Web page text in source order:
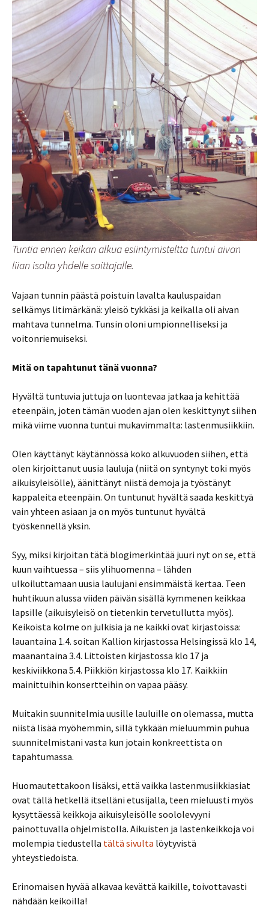
Tuntia ennen keikan alkua esiintymisteltta tuntui aivan
liian isolta yhdelle soittajalle.
Vajaan tunnin päästä poistuin lavalta kauluspaidan
selkämys litimärkänä: yleisö tykkäsi ja keikalla oli aivan
mahtava tunnelma. Tunsin oloni umpionnelliseksi ja
voitonriemuiseksi.
Mitä on tapahtunut tänä vuonna?
Hyvältä tuntuvia juttuja on luontevaa jatkaa ja kehittää
eteenpäin, joten tämän vuoden ajan olen keskittynyt siihen
mikä viime vuonna tuntui mukavimmalta: lastenmusiikkiin.
Olen käyttänyt käytännössä koko alkuvuoden siihen, että
olen kirjoittanut uusia lauluja (niitä on syntynyt toki myös
aikuisyleisölle), äänittänyt niistä demoja ja työstänyt
kappaleita eteenpäin. On tuntunut hyvältä saada keskittyä
vain yhteen asiaan ja on myös tuntunut hyvältä
työskennellä yksin.
Syy, miksi kirjoitan tätä blogimerkintää juuri nyt on se, että
kuun vaihtuessa – siis ylihuomenna – lähden
ulkoiluttamaan uusia laulujani ensimmäistä kertaa. Teen
huhtikuun alussa viiden päivän sisällä kymmenen keikkaa
lapsille (aikuisyleisö on tietenkin tervetullutta myös).
Keikoista kolme on julkisia ja ne kaikki ovat kirjastoissa:
lauantaina 1.4. soitan Kallion kirjastossa Helsingissä klo 14,
maanantaina 3.4. Littoisten kirjastossa klo 17 ja
keskiviikkona 5.4. Piikkiön kirjastossa klo 17. Kaikkiin
mainittuihin konsertteihin on vapaa pääsy.
Muitakin suunnitelmia uusille lauluille on olemassa, mutta
niistä lisää myöhemmin, sillä tykkään mieluummin puhua
suunnitelmistani vasta kun jotain konkreettista on
tapahtumassa.
Huomautettakoon lisäksi, että vaikka lastenmusiikkiasiat
ovat tällä hetkellä itselläni etusijalla, teen mieluusti myös
kysyttäessä keikkoja aikuisyleisölle soololevyyni
painottuvalla ohjelmistolla. Aikuisten ja lastenkeikkoja voi
molempia tiedustella tältä sivulta löytyvistä
yhteystiedoista.
Erinomaisen hyvää alkavaa kevättä kaikille, toivottavasti
nähdään keikoilla!